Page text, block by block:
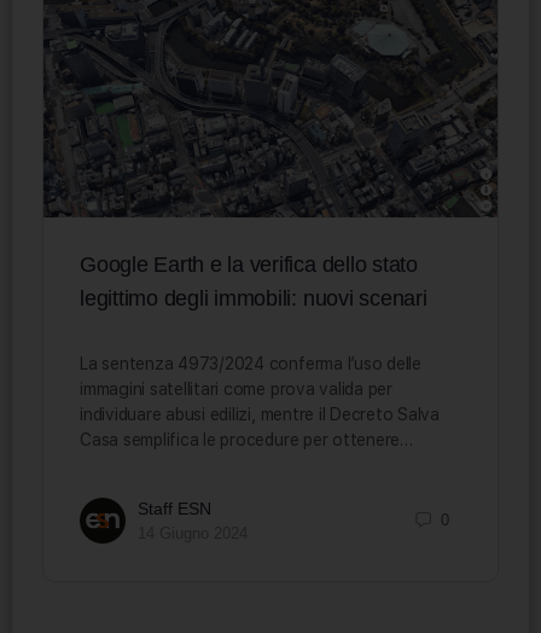
Google Earth e la verifica dello stato
legittimo degli immobili: nuovi scenari
La sentenza 4973/2024 conferma l’uso delle
immagini satellitari come prova valida per
individuare abusi edilizi, mentre il Decreto Salva
Casa semplifica le procedure per ottenere…
Staff ESN
0